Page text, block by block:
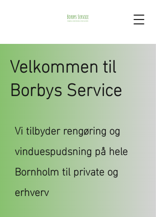
Velkommen til
Borbys Service
Vi tilbyder rengøring og
vinduespudsning på hele
Bornholm til private og
erhverv